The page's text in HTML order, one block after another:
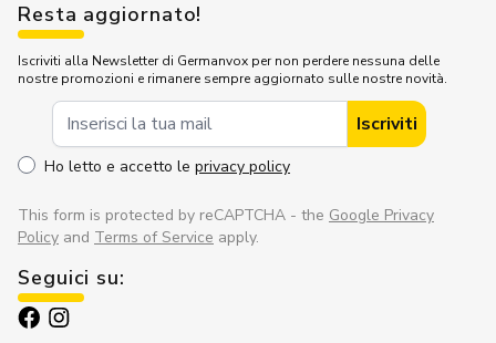
Resta aggiornato!
Iscriviti alla Newsletter di Germanvox per non perdere nessuna delle
nostre promozioni e rimanere sempre aggiornato sulle nostre novità.
Iscriviti
Ho letto e accetto le privacy policy
This form is protected by reCAPTCHA - the Google Privacy
Policy and Terms of Service apply.
Seguici su: